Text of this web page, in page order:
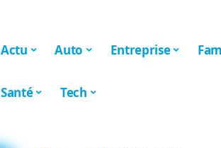
Actu Auto Entreprise
Santé Tech